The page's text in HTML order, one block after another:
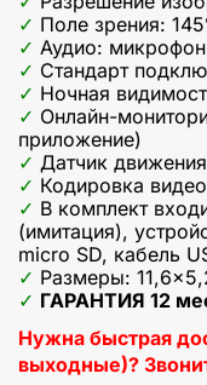
Поле зрения:
Аудио:
Стандарт
Ночная
Онлайн-
приложение)
Датчик
Кодировка
В комплект
(имитация),
micro SD, кабель
Размеры:
ГАРАНТИЯ 12
Нужна быстрая
выходные)?